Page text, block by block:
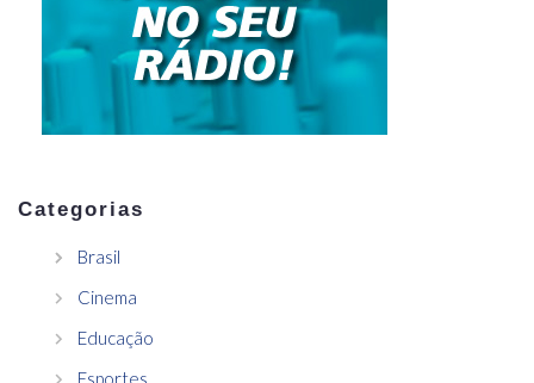
Categorias
Brasil
Cinema
Educação